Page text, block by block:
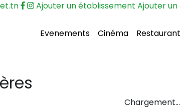
Ajouter un établissement Ajouter
Evenements Cinéma Restaurant
Chargement…